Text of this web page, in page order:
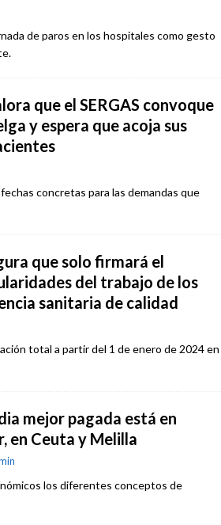
de paros en los hospitales como gesto
que el SERGAS convoque
y espera que acoja sus
concretas para las demandas que
que solo firmará el
del trabajo de los
sanitaria de calidad
total a partir del 1 de enero de 2024 en
mejor pagada está en
en Ceuta y Melilla
los diferentes conceptos de